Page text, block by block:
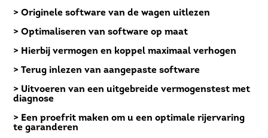
> Originele software van de wagen uitlezen
> Optimaliseren van software op maat
> Hierbij vermogen en koppel maximaal verhogen
> Terug inlezen van aangepaste software
> Uitvoeren van een uitgebreide vermogenstest met
diagnose
> Een proefrit maken om u een optimale rijervaring
te garanderen